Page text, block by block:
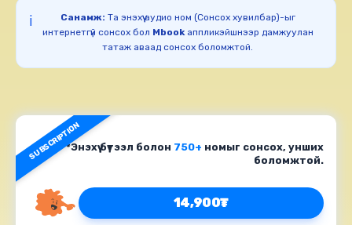
ℹ️ Санамж: Та энэхүү аудио ном (Сонсох хувилбар)-ыг
интернетгүй сонсох бол Mbookаппликэйшнээр дамжуулан
татаж аваад сонсох боломжтой.
SUBSCRIPTION*Энэхүү бүтээл болон 750+ номыг сонсох, унших
боломжтой.
14,900₮